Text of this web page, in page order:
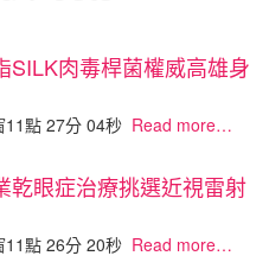
SILK肉毒桿菌權威高雄身
11點 27分 04秒 Read more…
乾眼症治療挑選近視雷射
11點 26分 20秒 Read more…